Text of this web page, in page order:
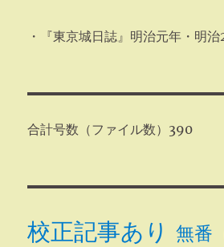
・『東京城日誌』明治元年・明
合計号数（ファイル数）390
校正記事あり 無番